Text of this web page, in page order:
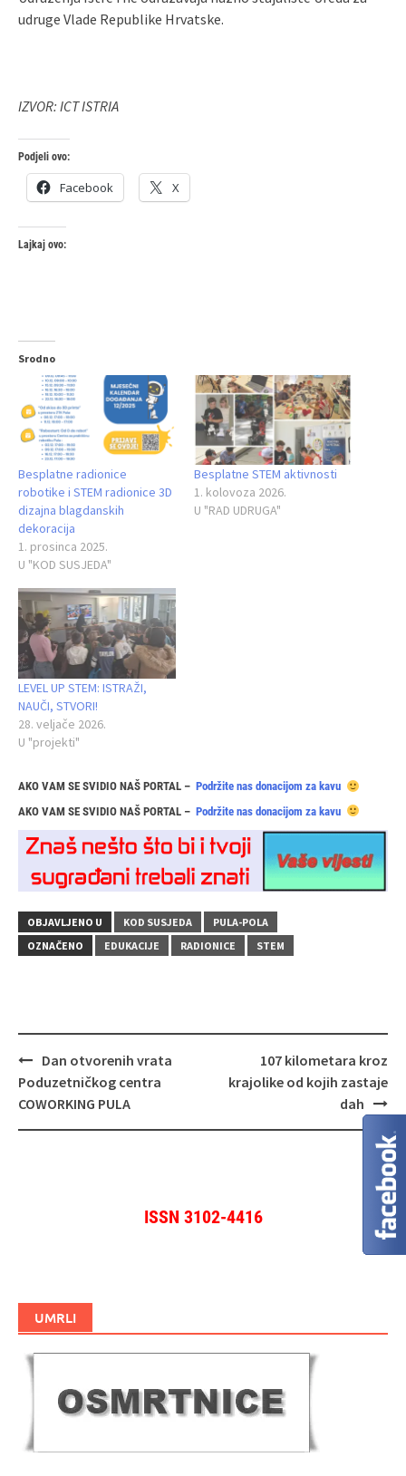
udruge Vlade Republike Hrvatske.
IZVOR: ICT ISTRIA
Podjeli ovo:
Facebook X
Lajkaj ovo:
Srodno
Besplatne radionice
robotike i STEM radionice 3D
dizajna blagdanskih
dekoracija
1. prosinca 2025.
U "KOD SUSJEDA"
Besplatne STEM aktivnosti
1. kolovoza 2026.
U "RAD UDRUGA"
LEVEL UP STEM: ISTRAŽI,
NAUČI, STVORI!
28. veljače 2026.
U "projekti"
AKO VAM SE SVIDIO NAŠ PORTAL – Podržite nas donacijom za kavu
AKO VAM SE SVIDIO NAŠ PORTAL – Podržite nas donacijom za kavu
OBJAVLJENO U KOD SUSJEDA
PULA-POLA
OZNAČENO
EDUKACIJE RADIONICE STEM
Navigacija
objava
Dan otvorenih vrata
Poduzetničkog centra
COWORKING PULA
107 kilometara kroz
krajolike od kojih zastaje
dah
ISSN 3102-4416
UMRLI